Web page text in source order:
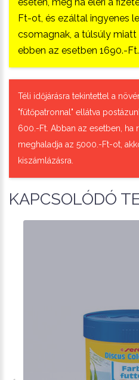
Ft-ot, és ezáltal ingyenes
csomagnak, a túlsúly
ebben az esetben 1690.-Ft.
Téli időjárásra tekintettel a
"fűtőpatronnal" ellátva
600.-Ft. Abban az esetben,
meghaladja az 5000.-Ft-ot,
kiszámlázásra.
KAPCSOLÓDÓ